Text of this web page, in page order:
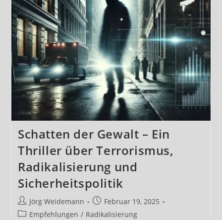
Schatten der Gewalt – Ein
Thriller über Terrorismus,
Radikalisierung und
Sicherheitspolitik
Beitrags-
Autor:
Jörg Weidemann
Beitrag
veröffentlicht:
Februar 19, 2025
Beitrags-
Empfehlungen / Radikalisierung